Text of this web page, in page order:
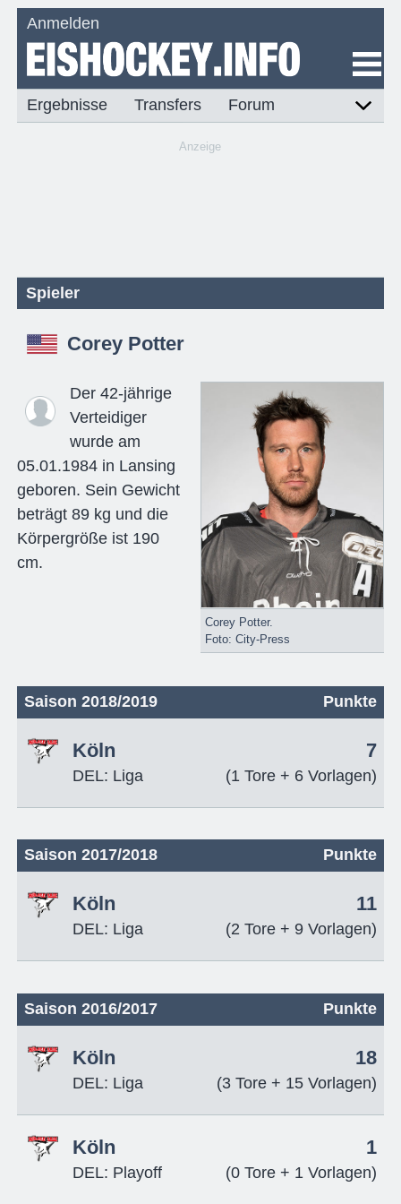
Anmelden
Ergebnisse Transfers Forum
Anzeige
Spieler
Corey Potter
Corey Potter.
Foto: City-Press
Der 42-jährige
Verteidiger
wurde am
05.01.1984 in Lansing
geboren. Sein Gewicht
beträgt 89 kg und die
Körpergröße ist 190
cm.
Saison 2018/2019 Punkte
Köln
DEL: Liga
7
(1 Tore + 6 Vorlagen)
Saison 2017/2018 Punkte
Köln
DEL: Liga
11
(2 Tore + 9 Vorlagen)
Saison 2016/2017 Punkte
Köln
DEL: Liga
18
(3 Tore + 15 Vorlagen)
Köln
DEL: Playoff
1
(0 Tore + 1 Vorlagen)